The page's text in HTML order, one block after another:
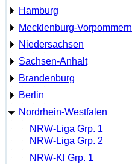
Hamburg
Mecklenburg-Vorpommern
Niedersachsen
Sachsen-Anhalt
Brandenburg
Berlin
Nordrhein-Westfalen
NRW-Liga Grp. 1
NRW-Liga Grp. 2
NRW-Kl Grp. 1